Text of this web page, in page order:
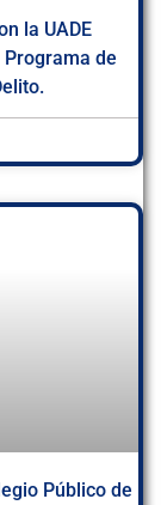
la UADE
de
Público de